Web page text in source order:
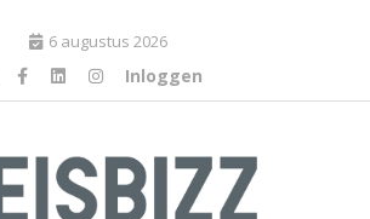
6 augustus 2026
Inloggen